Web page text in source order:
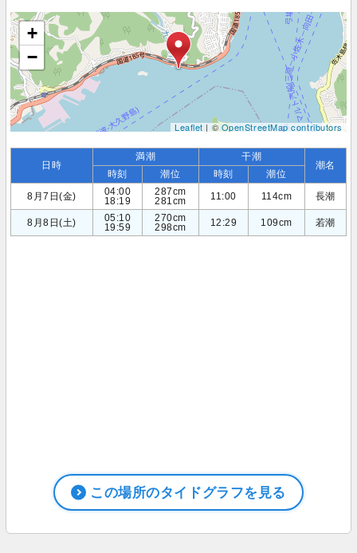
+
−
Leaflet| ©OpenStreetMap contributors
日時
満潮 干潮
潮名
時刻 潮位 時刻
潮位
8月7日(金)
04:00
18:19
287cm
281cm
11:00 114cm 長潮
8月8日(土)
05:10
19:59
270cm
298cm
12:29 109cm 若潮
この場所のタイドグラフを見る